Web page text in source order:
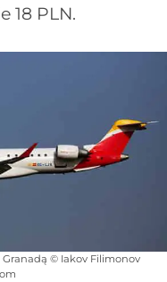
18 PLN.
© Iakov Filimonov